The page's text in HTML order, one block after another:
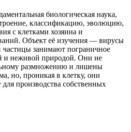
биологическая наука,
классификацию, эволюцию,
с клетками хозяина и
Объект её изучения — вирусы
занимают пограничное
и неживой природой. Они не
размножению и лишены
но, проникая в клетку, они
для производства собственных